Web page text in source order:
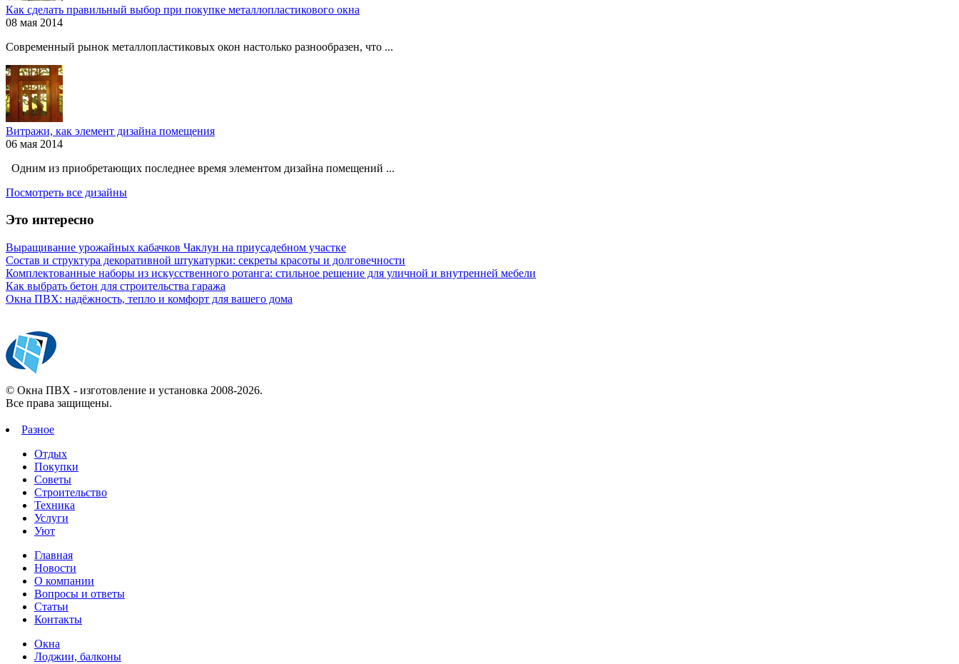
Как сделать правильный выбор при покупке металлопластикового окна
08 мая 2014
Современный рынок металлопластиковых окон настолько разнообразен, что ...
Витражи, как элемент дизайна помещения
06 мая 2014
Одним из приобретающих последнее время элементом дизайна помещений ...
Посмотреть все дизайны
Это интересно
Выращивание урожайных кабачков Чаклун на приусадебном участке
Состав и структура декоративной штукатурки: секреты красоты и долговечности
Комплектованные наборы из искусственного ротанга: стильное решение для уличной и внутренней мебели
Как выбрать бетон для строительства гаража
Окна ПВХ: надёжность, тепло и комфорт для вашего дома
© Окна ПВХ - изготовление и установка 2008-2026.
Все права защищены.
Разное
Отдых
Покупки
Советы
Строительство
Техника
Услуги
Уют
Главная
Новости
О компании
Вопросы и ответы
Статьи
Контакты
Окна
Лоджии, балконы